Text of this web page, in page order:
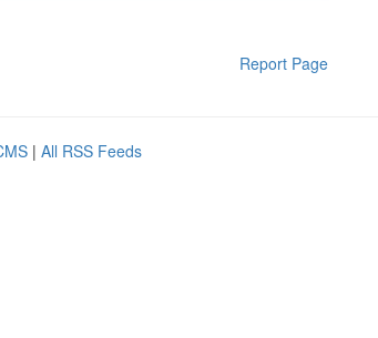
Report Page
| All RSS Feeds